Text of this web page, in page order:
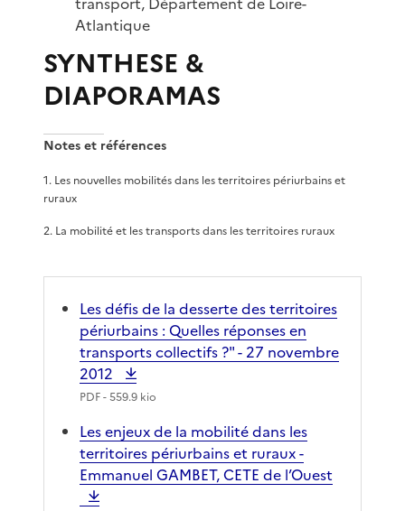
Atlantique
SYNTHESE &
DIAPORAMAS
Notes et références
1. Les nouvelles mobilités dans les territoires périurbains et
ruraux
2. La mobilité et les transports dans les territoires ruraux
Les défis de la desserte des territoires
périurbains : Quelles réponses en
transports collectifs ?" - 27 novembre
2012
PDF- 559.9 kio
Les enjeux de la mobilité dans les
territoires périurbains et ruraux -
Emmanuel GAMBET, CETE de l’Ouest